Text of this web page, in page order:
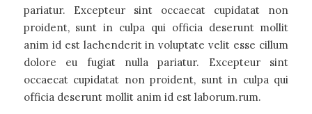
pariatur. Excepteur sint occaecat cupidatat non
proident, sunt in culpa qui officia deserunt mollit
anim id est laehenderit in voluptate velit esse cillum
dolore eu fugiat nulla pariatur. Excepteur sint
occaecat cupidatat non proident, sunt in culpa qui
officia deserunt mollit anim id est laborum.rum.